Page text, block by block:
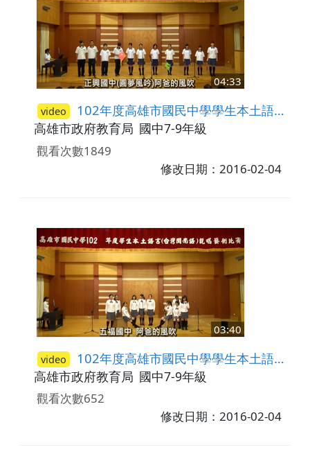
04:33
video 102年度高雄市國民中學學生本土語言(臺灣閩南語)說唱藝術比賽─唱謠比賽(現代類) 第三名-正興國中
高雄市政府教育局 國中7-9年級
觀看次數1849
修改日期：2016-02-04
03:40
video 102年度高雄市國民中學學生本土語言(臺灣閩南語)說唱藝術比賽─唱謠比賽(現代類) 第三名-五福國中
高雄市政府教育局 國中7-9年級
觀看次數652
修改日期：2016-02-04